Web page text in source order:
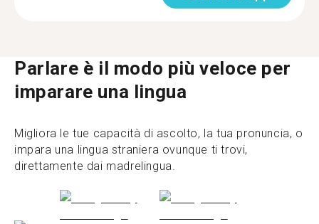
Parlare è il modo più veloce per
imparare una lingua
Migliora le tue capacità di ascolto, la tua pronuncia, o
impara una lingua straniera ovunque ti trovi,
direttamente dai madrelingua.